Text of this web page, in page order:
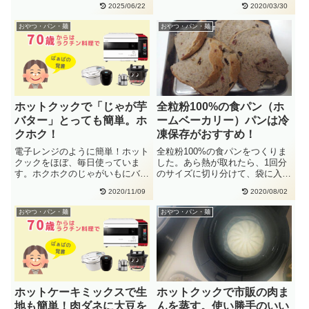
2025/06/22 2020/03/30
おやつ・パン・麺
ホットクックで「じゃが芋
バター」とっても簡単。ホ
クホク！
電子レンジのように簡単！ホット
クックをほぼ、毎日使っていま
す。ホクホクのじゃがいもにバタ
2020/11/09
おやつ・パン・麺
全粒粉100%の食パン（ホ
ームベーカリー）パンは冷
凍保存がおすすめ！
全粒粉100%の食パンをつくりま
した。あら熱が取れたら、1回分
のサイズに切り分けて、袋に入れ
2020/08/02
おやつ・パン・麺
ホットケーキミックスで生
地も簡単！肉ダネに大豆を
おやつ・パン・麺
ホットクックで市販の肉ま
んを蒸す。使い勝手のいい